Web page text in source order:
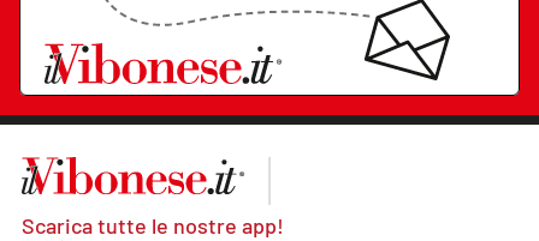
Scarica tutte le nostre app!